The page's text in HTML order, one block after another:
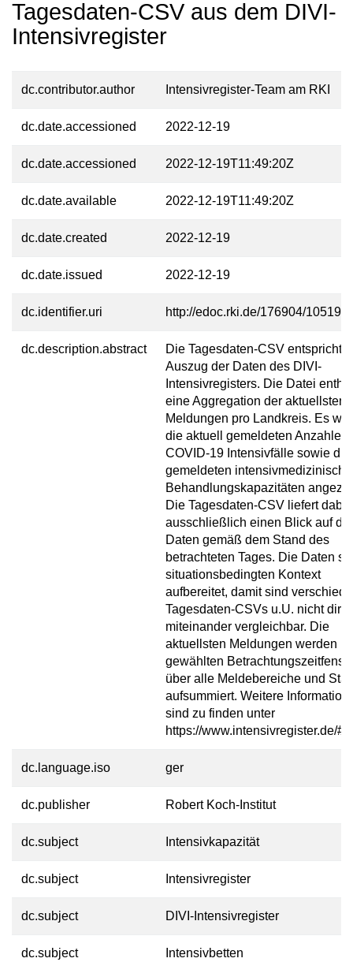
Tagesdaten-CSV aus dem DIVI-
Intensivregister
dc.contributor.author Intensivregister-Team am RKI
dc.date.accessioned 2022-12-19
dc.date.accessioned 2022-12-19T11:49:20Z
dc.date.available 2022-12-19T11:49:20Z
dc.date.created 2022-12-19
dc.date.issued 2022-12-19
dc.identifier.uri http://edoc.rki.de/176904/10519
dc.description.abstract
Die Tagesdaten-CSV entspricht
Auszug der Daten des DIVI-
Intensivregisters. Die Datei
eine Aggregation der aktuellsten
Meldungen pro Landkreis. Es
die aktuell gemeldeten Anzahlen
COVID-19 Intensivfälle sowie die
gemeldeten
Behandlungskapazitäten
Die Tagesdaten-CSV liefert dabei
ausschließlich einen Blick auf die
Daten gemäß dem Stand des
betrachteten Tages. Die Daten
situationsbedingten Kontext
aufbereitet, damit sind
Tagesdaten-CSVs u.U. nicht
miteinander vergleichbar. Die
aktuellsten Meldungen werden im
gewählten
über alle Meldebereiche und
aufsummiert. Weitere
sind zu finden unter
https://www.intensivregister.de/#/
dc.language.iso ger
dc.publisher Robert Koch-Institut
dc.subject Intensivkapazität
dc.subject Intensivregister
dc.subject DIVI-Intensivregister
dc.subject Intensivbetten